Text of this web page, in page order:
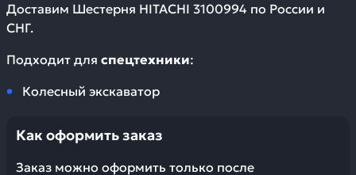
Доставим Шестерня HITACHI 3100994 по России и
СНГ.
Подходит для спецтехники:
Колесный экскаватор
Как оформить заказ
Заказ можно оформить только после